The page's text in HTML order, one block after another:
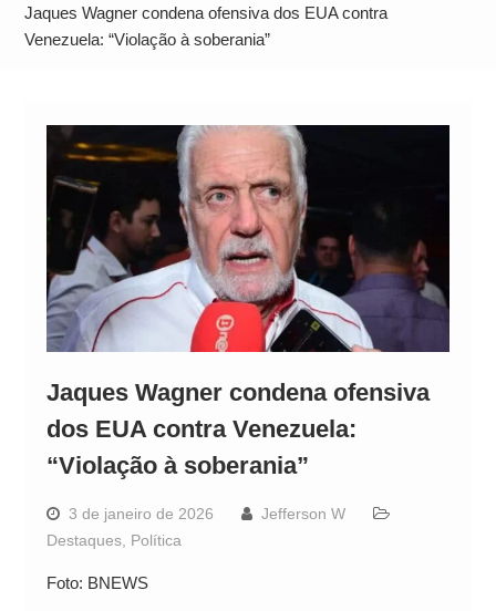
Comando Vermelho
Quem é Dr. Daniel? Conheça a trajetória do
Jaques Wagner condena ofensiva dos EUA contra
Venezuela: “Violação à soberania”
Jaques Wagner condena ofensiva
dos EUA contra Venezuela:
“Violação à soberania”
3 de janeiro de 2026
Jefferson W
Destaques, Política
Foto: BNEWS